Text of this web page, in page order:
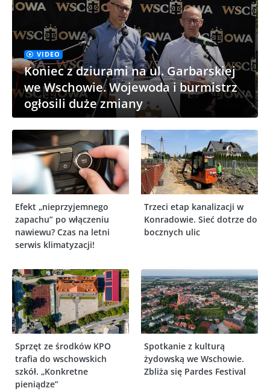
VIDEO
Koniec z dziurami na ul. Garbarskiej
we Wschowie. Wojewoda i burmistrz
ogłosili duże zmiany
Efekt „nieprzyjemnego
zapachu” po włączeniu
nawiewu? Czas na letni
serwis klimatyzacji!
Trzeci etap kanalizacji w
Konradowie. Sieć dotrze do
bocznych ulic
Sprzęt ze środków KPO
trafia do wschowskich
szkół. „Konkretne
pieniądze”
Spotkanie z kulturą
żydowską we Wschowie.
Zbliża się Pardes Festival